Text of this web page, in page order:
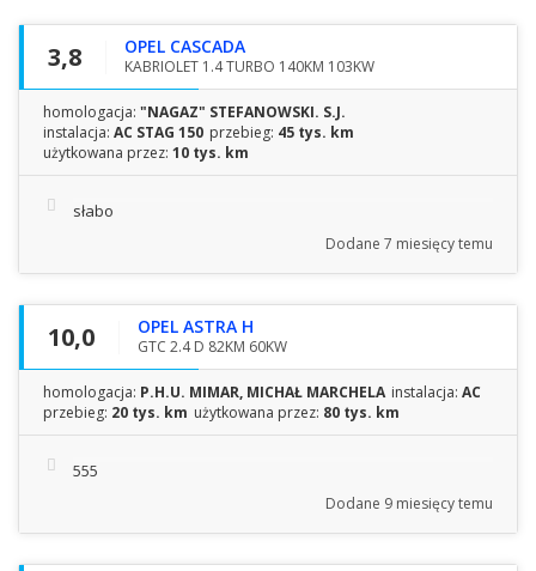
3,8 OPEL CASCADA
KABRIOLET 1.4 TURBO 140KM 103KW
homologacja: "NAGAZ" STEFANOWSKI. S.J.
instalacja: AC STAG 150 przebieg: 45 tys. km
użytkowana przez: 10 tys. km
słabo
Dodane 7 miesięcy temu
10,0 OPEL ASTRA H
GTC 2.4 D 82KM 60KW
homologacja: P.H.U. MIMAR, MICHAŁ MARCHELA instalacja: AC
przebieg: 20 tys. km użytkowana przez: 80 tys. km
555
Dodane 9 miesięcy temu